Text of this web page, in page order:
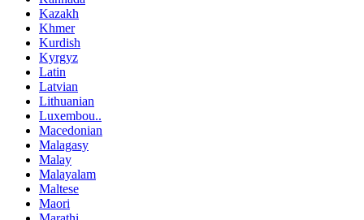
Kazakh
Khmer
Kurdish
Kyrgyz
Latin
Latvian
Lithuanian
Luxembou..
Macedonian
Malagasy
Malay
Malayalam
Maltese
Maori